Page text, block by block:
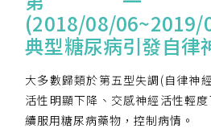
(2018/08/
典型糖尿病引發自律
大多數歸類於第五型失調(自律神
活性明顯下降、交感神經活性輕
續服用糖尿病藥物，控制病情。
團體會員:
入會費新臺幣3000元，於會
費3000元，於每年度繳納。
戶名: 社團法人台灣自律神經
帳號: 003-03-501566-2
銀行: (013) 國泰世華 南京東路